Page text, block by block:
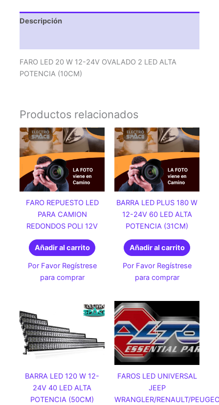
LED
ALTA
(10CM)
cantidad
Descripción
FARO LED 20 W 12-24V OVALADO 2 LED ALTA
POTENCIA (10CM)
Productos relacionados
FARO REPUESTO LED
PARA CAMION
REDONDOS POLI 12V
Añadir al carrito
Por Favor Regístrese
para comprar
BARRA LED PLUS 180 W
12-24V 60 LED ALTA
POTENCIA (31CM)
Añadir al carrito
Por Favor Regístrese
para comprar
BARRA LED 120 W 12-
24V 40 LED ALTA
POTENCIA (50CM)
FAROS LED UNIVERSAL
JEEP
WRANGLER/RENAULT/